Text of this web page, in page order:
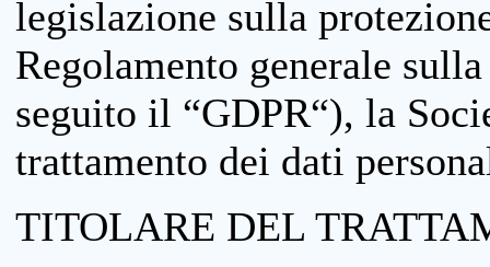
legislazione sulla
Regolamento generale
seguito il “GDPR“), la
trattamento dei dati
TITOLARE DEL